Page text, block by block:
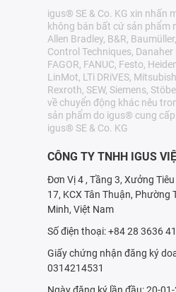
igus® SE & Co. KG xin nhấn
không bán bất cứ sản phẩm
Allen Bradley, B&R,
Control Techniques, Danaher
FAGOR, FANUC, Festo,
LinMot, LTi DRiVES,
Rexroth, SEW, Siemens,
về chuyển động khác nêu
sản phẩm do igus® cung
igus® SE & Co. KG
CÔNG TY TNHH IGUS
Đơn Vị 4 , Tầng 3, Xưởng
17, KCX Tân Thuận, Phường
Minh, Việt Nam
Số điện thoại: +84 28 3636
Giấy chứng nhận đăng ký
0314214531